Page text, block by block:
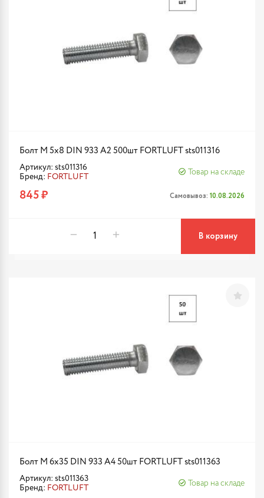
Болт М 5х8 DIN 933 A2 500шт FORTLUFT sts011316
Артикул: sts011316
Бренд: FORTLUFT
Товар на складе
845 ₽ Самовывоз: 10.08.2026
В корзину
Болт М 6х35 DIN 933 A4 50шт FORTLUFT sts011363
Артикул: sts011363
Бренд: FORTLUFT
Товар на складе